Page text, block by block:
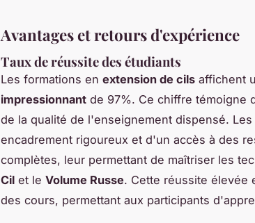
Avantages et retours d'expérience
Taux de réussite des étudiants
Les formations en extension de cils affichent
impressionnant de 97%. Ce chiffre témoigne
de la qualité de l'enseignement dispensé.
encadrement rigoureux et d'un accès à des
complètes, leur permettant de maîtriser les
Cil et le Volume Russe. Cette réussite élevée
des cours, permettant aux participants